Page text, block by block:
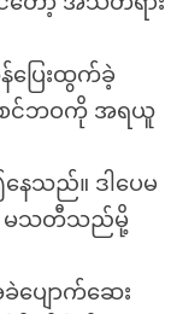
ပြေးထွက်ခဲ့
င်ဘဝကို အရယူ
ေသည်။ ဒါပေမ
မသတီသည်မို့
ျောက်ဆေး